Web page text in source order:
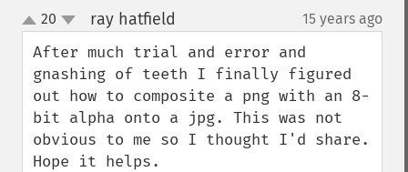
up
down
20 ray hatfield 15 years ago
After much trial and error and
gnashing of teeth I finally figured
out how to composite a png with an 8-
bit alpha onto a jpg. This was not
obvious to me so I thought I'd share.
Hope it helps.